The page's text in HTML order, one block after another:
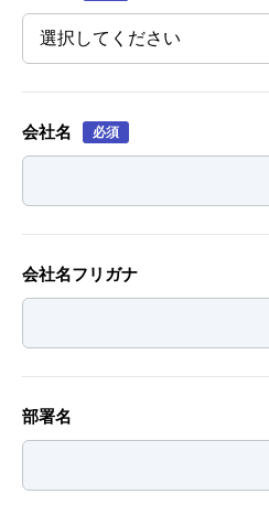
会社名 必須
会社名フリガナ
部署名